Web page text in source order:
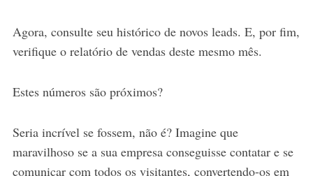
Agora, consulte seu histórico de novos leads. E, por fim,
verifique o relatório de vendas deste mesmo mês.
Estes números são próximos?
Seria incrível se fossem, não é? Imagine que
maravilhoso se a sua empresa conseguisse contatar e se
comunicar com todos os visitantes, convertendo-os em